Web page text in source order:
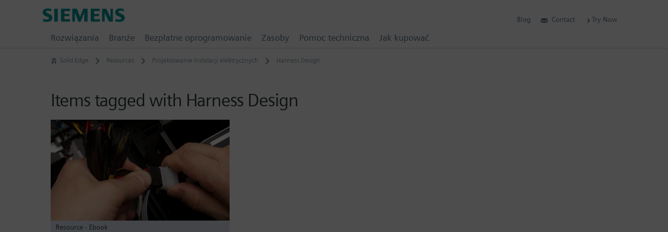
Solid Edge Resources Projektowanie instalacji elektrycznych Harness Design
Items tagged with Harness Design
Resource - Ebook
Blog Contact Try Now
Rozwiązania Branże Bezpłatne oprogramowanie Zasoby Pomoc techniczna Jak kupować